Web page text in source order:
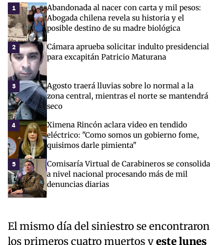
1
Abandonada al nacer con carta y mil pesos:
Abogada chilena revela su historia y el
posible destino de su madre biológica
2
Cámara aprueba solicitar indulto presidencial
para excapitán Patricio Maturana
3
Agosto traerá lluvias sobre lo normal a la
zona central, mientras el norte se mantendrá
seco
4
Ximena Rincón aclara video en tendido
eléctrico: "Como somos un gobierno fome,
quisimos darle pimienta"
5
Comisaría Virtual de Carabineros se consolida
a nivel nacional procesando más de mil
denuncias diarias
El mismo día del siniestro se encontraron
los primeros cuatro muertos yeste lunes